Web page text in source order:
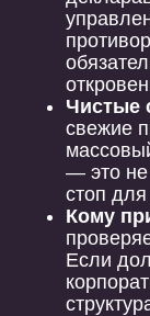
Чистые
свежие
— это не
стоп
Кому
Если